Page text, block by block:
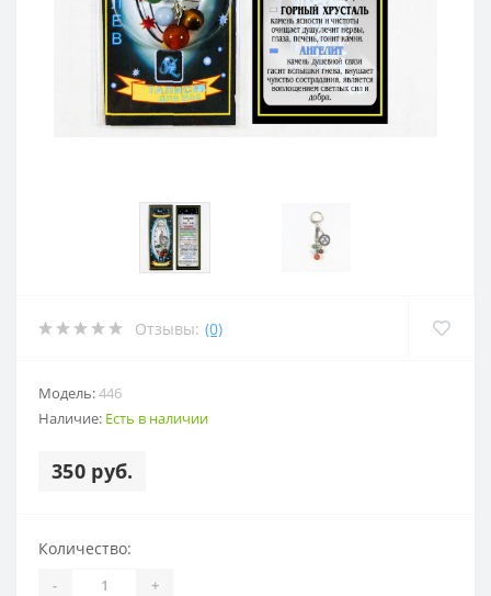
Отзывы: (0)
Модель:446
Наличие: Есть в наличии
350 руб.
Количество:
- +